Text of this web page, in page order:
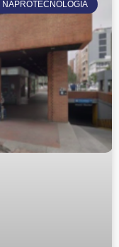
NAPROTECNOLOGÍA